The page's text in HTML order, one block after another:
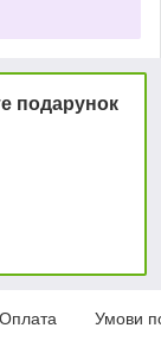
подарунок
Оплата Умови